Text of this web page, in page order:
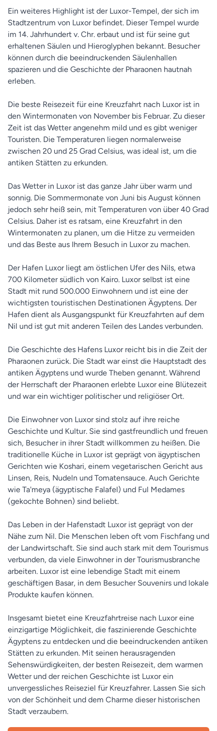
Ein weiteres Highlight ist der Luxor-Tempel, der sich im
Stadtzentrum von Luxor befindet. Dieser Tempel wurde
im 14. Jahrhundert v. Chr. erbaut und ist für seine gut
erhaltenen Säulen und Hieroglyphen bekannt. Besucher
können durch die beeindruckenden Säulenhallen
spazieren und die Geschichte der Pharaonen hautnah
erleben.
Die beste Reisezeit für eine Kreuzfahrt nach Luxor ist in
den Wintermonaten von November bis Februar. Zu dieser
Zeit ist das Wetter angenehm mild und es gibt weniger
Touristen. Die Temperaturen liegen normalerweise
zwischen 20 und 25 Grad Celsius, was ideal ist, um die
antiken Stätten zu erkunden.
Das Wetter in Luxor ist das ganze Jahr über warm und
sonnig. Die Sommermonate von Juni bis August können
jedoch sehr heiß sein, mit Temperaturen von über 40 Grad
Celsius. Daher ist es ratsam, eine Kreuzfahrt in den
Wintermonaten zu planen, um die Hitze zu vermeiden
und das Beste aus Ihrem Besuch in Luxor zu machen.
Der Hafen Luxor liegt am östlichen Ufer des Nils, etwa
700 Kilometer südlich von Kairo. Luxor selbst ist eine
Stadt mit rund 500.000 Einwohnern und ist eine der
wichtigsten touristischen Destinationen Ägyptens. Der
Hafen dient als Ausgangspunkt für Kreuzfahrten auf dem
Nil und ist gut mit anderen Teilen des Landes verbunden.
Die Geschichte des Hafens Luxor reicht bis in die Zeit der
Pharaonen zurück. Die Stadt war einst die Hauptstadt des
antiken Ägyptens und wurde Theben genannt. Während
der Herrschaft der Pharaonen erlebte Luxor eine Blütezeit
und war ein wichtiger politischer und religiöser Ort.
Die Einwohner von Luxor sind stolz auf ihre reiche
Geschichte und Kultur. Sie sind gastfreundlich und freuen
sich, Besucher in ihrer Stadt willkommen zu heißen. Die
traditionelle Küche in Luxor ist geprägt von ägyptischen
Gerichten wie Koshari, einem vegetarischen Gericht aus
Linsen, Reis, Nudeln und Tomatensauce. Auch Gerichte
wie Ta'meya (ägyptische Falafel) und Ful Medames
(gekochte Bohnen) sind beliebt.
Das Leben in der Hafenstadt Luxor ist geprägt von der
Nähe zum Nil. Die Menschen leben oft vom Fischfang und
der Landwirtschaft. Sie sind auch stark mit dem Tourismus
verbunden, da viele Einwohner in der Tourismusbranche
arbeiten. Luxor ist eine lebendige Stadt mit einem
geschäftigen Basar, in dem Besucher Souvenirs und lokale
Produkte kaufen können.
Insgesamt bietet eine Kreuzfahrtreise nach Luxor eine
einzigartige Möglichkeit, die faszinierende Geschichte
Ägyptens zu entdecken und die beeindruckenden antiken
Stätten zu erkunden. Mit seinen herausragenden
Sehenswürdigkeiten, der besten Reisezeit, dem warmen
Wetter und der reichen Geschichte ist Luxor ein
unvergessliches Reiseziel für Kreuzfahrer. Lassen Sie sich
von der Schönheit und dem Charme dieser historischen
Stadt verzaubern.